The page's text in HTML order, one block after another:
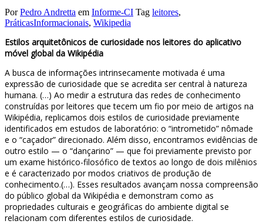
PorPedro Andretta em Informe-CI Tag leitores,
PráticasInformacionais, Wikipedia
Estilos arquitetônicos de curiosidade nos leitores do aplicativo
móvel global da Wikipédia
A busca de informações intrinsecamente motivada é uma
expressão de curiosidade que se acredita ser central à natureza
humana. (…) Ao medir a estrutura das redes de conhecimento
construídas por leitores que tecem um fio por meio de artigos na
Wikipédia, replicamos dois estilos de curiosidade previamente
identificados em estudos de laboratório: o “intrometido” nômade
e o “caçador” direcionado. Além disso, encontramos evidências de
outro estilo — o “dançarino” — que foi previamente previsto por
um exame histórico-filosófico de textos ao longo de dois milênios
e é caracterizado por modos criativos de produção de
conhecimento.(…). Esses resultados avançam nossa compreensão
do público global da Wikipédia e demonstram como as
propriedades culturais e geográficas do ambiente digital se
relacionam com diferentes estilos de curiosidade.